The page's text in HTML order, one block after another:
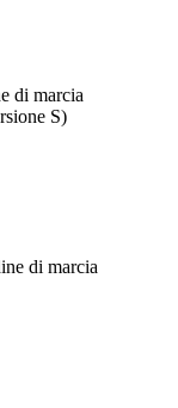
di marcia
S)
di marcia